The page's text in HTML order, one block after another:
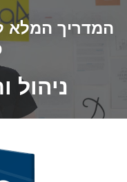
המדריך המלא
ניהול